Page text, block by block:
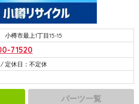
樽市最上1丁目15-15
71520
定休日：不定休
パーツ一覧